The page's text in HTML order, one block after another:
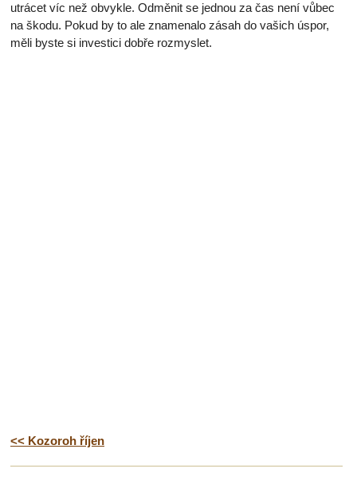
utrácet víc než obvykle. Odměnit se jednou za čas není vůbec
na škodu. Pokud by to ale znamenalo zásah do vašich úspor,
měli byste si investici dobře rozmyslet.
<< Kozoroh říjen